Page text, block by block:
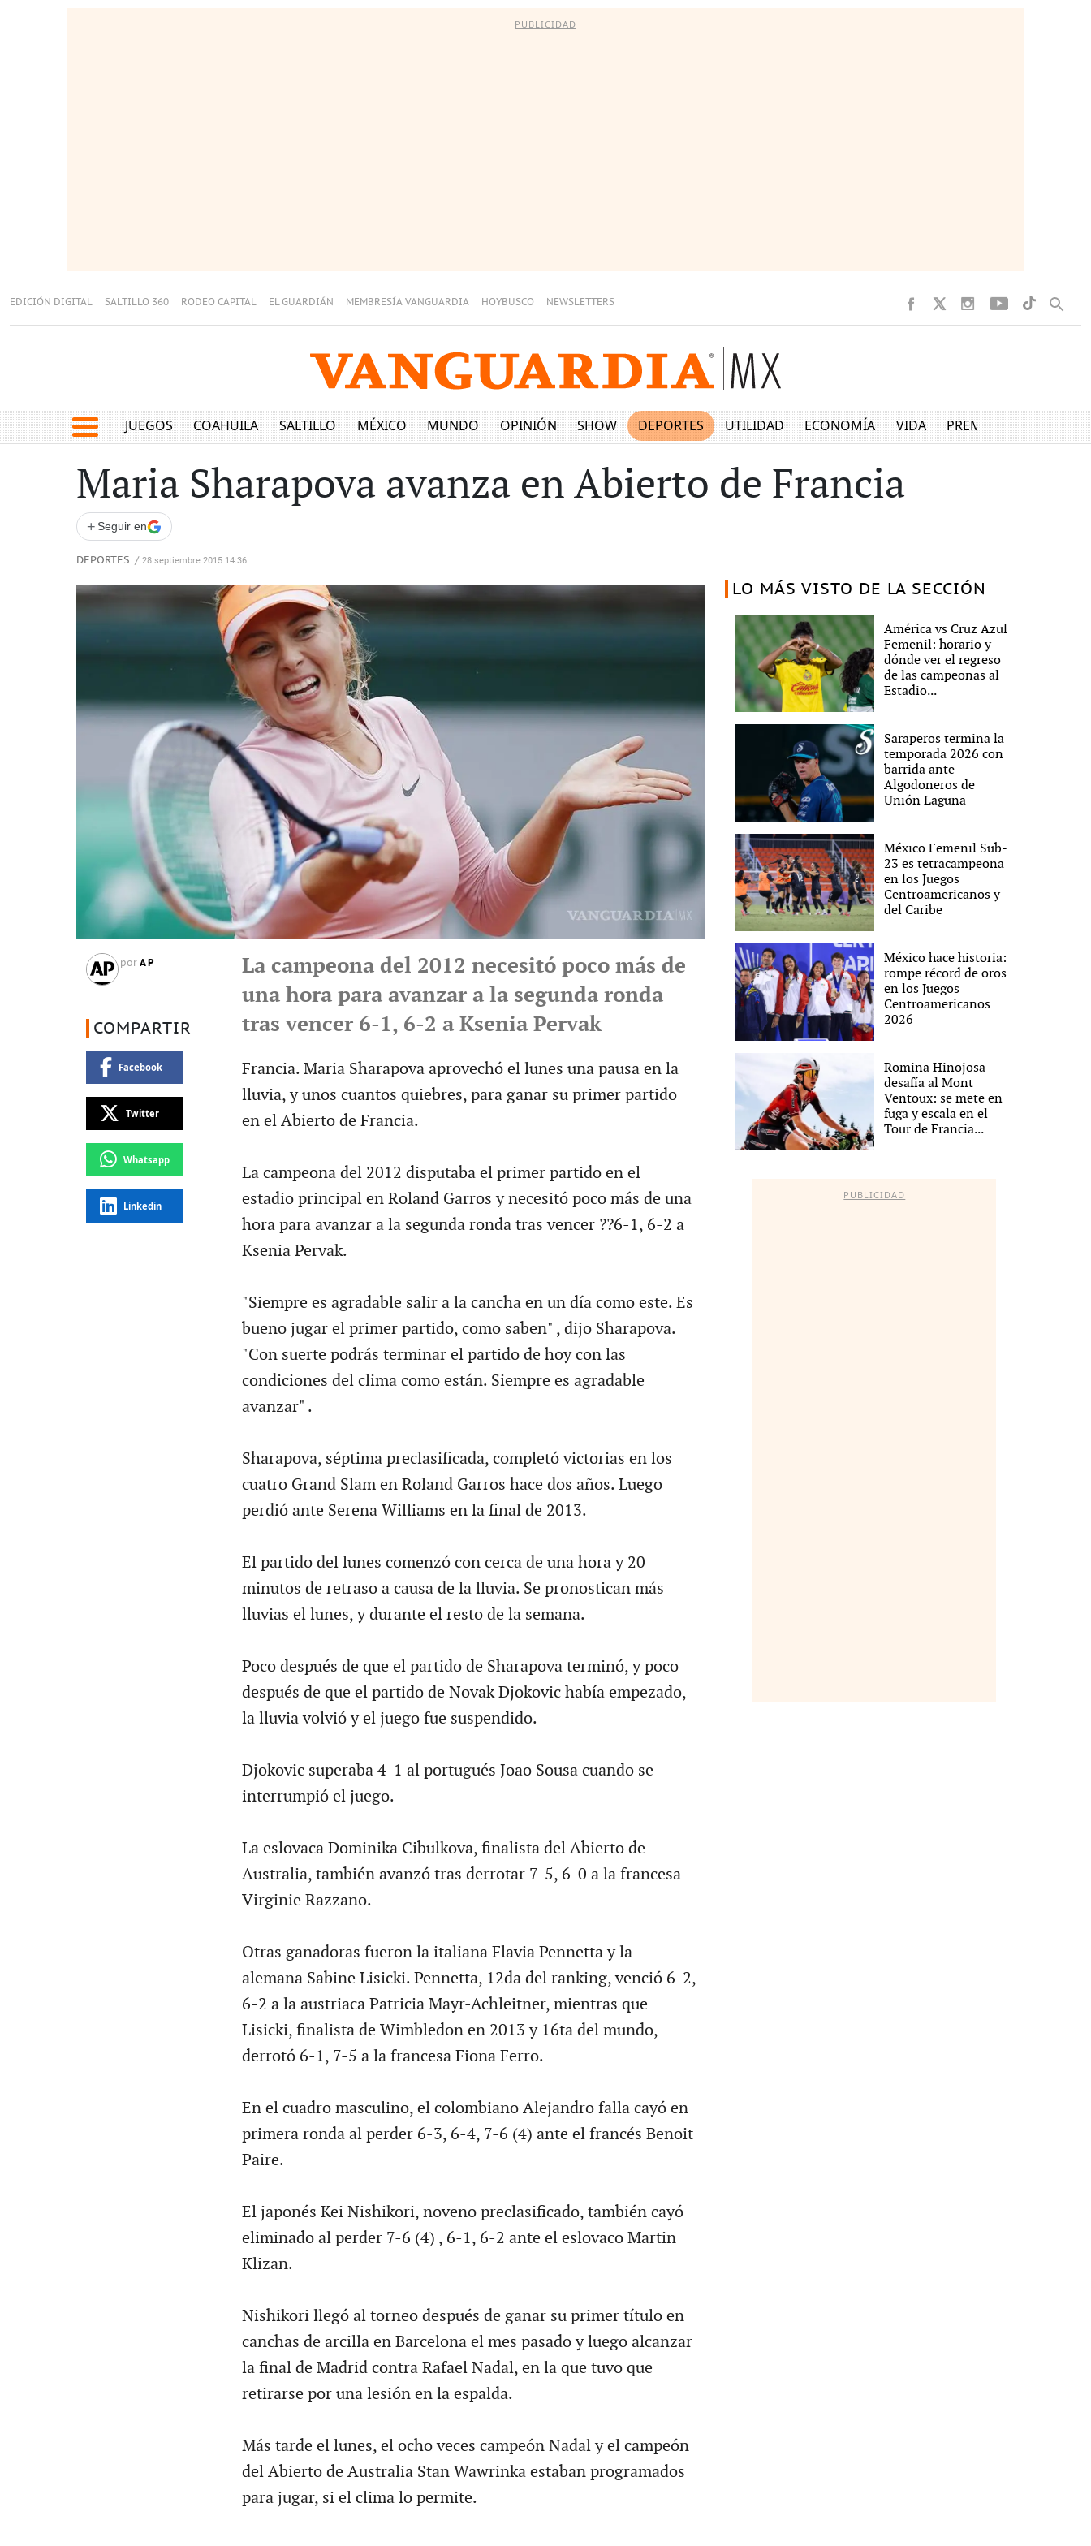
PUBLICIDAD
EDICIÓN DIGITAL SALTILLO 360 RODEO CAPITAL EL GUARDIÁN MEMBRESÍA VANGUARDIA HOYBUSCO NEWSLETTERS
JUEGOS COAHUILA SALTILLO MÉXICO MUNDO OPINIÓN SHOW DEPORTES UTILIDAD ECONOMÍA VIDA PREMIUM
Maria Sharapova avanza en Abierto de Francia
+ Seguir en
DEPORTES / 28 septiembre 2015 14:36
por AP
COMPARTIR
Facebook
Twitter
Whatsapp
Linkedin
La campeona del 2012 necesitó poco más de
una hora para avanzar a la segunda ronda
tras vencer 6-1, 6-2 a Ksenia Pervak
Francia. Maria Sharapova aprovechó el lunes una pausa en la
lluvia, y unos cuantos quiebres, para ganar su primer partido
en el Abierto de Francia.
La campeona del 2012 disputaba el primer partido en el
estadio principal en Roland Garros y necesitó poco más de una
hora para avanzar a la segunda ronda tras vencer ??6-1, 6-2 a
Ksenia Pervak.
"Siempre es agradable salir a la cancha en un día como este. Es
bueno jugar el primer partido, como saben" , dijo Sharapova.
"Con suerte podrás terminar el partido de hoy con las
condiciones del clima como están. Siempre es agradable
avanzar" .
Sharapova, séptima preclasificada, completó victorias en los
cuatro Grand Slam en Roland Garros hace dos años. Luego
perdió ante Serena Williams en la final de 2013.
El partido del lunes comenzó con cerca de una hora y 20
minutos de retraso a causa de la lluvia. Se pronostican más
lluvias el lunes, y durante el resto de la semana.
Poco después de que el partido de Sharapova terminó, y poco
después de que el partido de Novak Djokovic había empezado,
la lluvia volvió y el juego fue suspendido.
Djokovic superaba 4-1 al portugués Joao Sousa cuando se
interrumpió el juego.
La eslovaca Dominika Cibulkova, finalista del Abierto de
Australia, también avanzó tras derrotar 7-5, 6-0 a la francesa
Virginie Razzano.
Otras ganadoras fueron la italiana Flavia Pennetta y la
alemana Sabine Lisicki. Pennetta, 12da del ranking, venció 6-2,
6-2 a la austriaca Patricia Mayr-Achleitner, mientras que
Lisicki, finalista de Wimbledon en 2013 y 16ta del mundo,
derrotó 6-1, 7-5 a la francesa Fiona Ferro.
En el cuadro masculino, el colombiano Alejandro falla cayó en
primera ronda al perder 6-3, 6-4, 7-6 (4) ante el francés Benoit
Paire.
El japonés Kei Nishikori, noveno preclasificado, también cayó
eliminado al perder 7-6 (4) , 6-1, 6-2 ante el eslovaco Martin
Klizan.
Nishikori llegó al torneo después de ganar su primer título en
canchas de arcilla en Barcelona el mes pasado y luego alcanzar
la final de Madrid contra Rafael Nadal, en la que tuvo que
retirarse por una lesión en la espalda.
Más tarde el lunes, el ocho veces campeón Nadal y el campeón
del Abierto de Australia Stan Wawrinka estaban programados
para jugar, si el clima lo permite.
LO MÁS VISTO DE LA SECCIÓN
América vs Cruz Azul
Femenil: horario y
dónde ver el regreso
de las campeonas al
Estadio...
Saraperos termina la
temporada 2026 con
barrida ante
Algodoneros de
Unión Laguna
México Femenil Sub-
23 es tetracampeona
en los Juegos
Centroamericanos y
del Caribe
México hace historia:
rompe récord de oros
en los Juegos
Centroamericanos
2026
Romina Hinojosa
desafía al Mont
Ventoux: se mete en
fuga y escala en el
Tour de Francia...
PUBLICIDAD